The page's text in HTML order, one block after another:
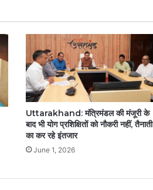
Uttarakhand: मंत्रिमंडल की मंजूरी के
बाद भी योग प्रशिक्षितों को नौकरी नहीं, तैनाती
का कर रहे इंतजार
June 1, 2026